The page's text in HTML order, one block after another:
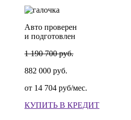
Авто проверен
и подготовлен
1 190 700 руб.
882 000 руб.
от 14 704 руб/мес.
КУПИТЬ В КРЕДИТ